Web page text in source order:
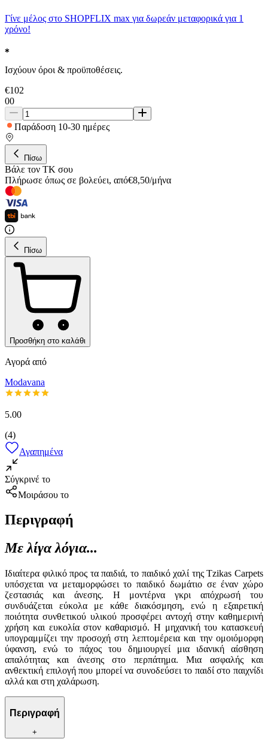
Γίνε μέλος στο SHOPFLIX max για δωρεάν μεταφορικά για 1
χρόνο!
Ισχύουν όροι & προϋποθέσεις.
€102
00
Παράδοση 10-30 ημέρες
Πίσω
Βάλε τον ΤΚ σου
Πλήρωσε όπως σε βολεύει, από€8,50/μήνα
Πίσω
Προσθήκη στο καλάθι
Αγορά από
Modavana
5.00
(4)
Αγαπημένα
Σύγκρινέ το
Μοιράσου το
Περιγραφή
Με λίγα λόγια...
Ιδιαίτερα φιλικό προς τα παιδιά, το παιδικό χαλί της Tzikas Carpets
υπόσχεται να μεταμορφώσει το παιδικό δωμάτιο σε έναν χώρο
ζεστασιάς και άνεσης. Η μοντέρνα γκρι απόχρωσή του
συνδυάζεται εύκολα με κάθε διακόσμηση, ενώ η εξαιρετική
ποιότητα συνθετικού υλικού προσφέρει αντοχή στην καθημερινή
χρήση και ευκολία στον καθαρισμό. Η μηχανική του κατασκευή
υπογραμμίζει την προσοχή στη λεπτομέρεια και την ομοιόμορφη
ύφανση, ενώ το πάχος του δημιουργεί μια ιδανική αίσθηση
απαλότητας και άνεσης στο περπάτημα. Μια ασφαλής και
ανθεκτική επιλογή που μπορεί να συνοδεύσει το παιδί στο παιχνίδι
αλλά και στη χαλάρωση.
Περιγραφή
+